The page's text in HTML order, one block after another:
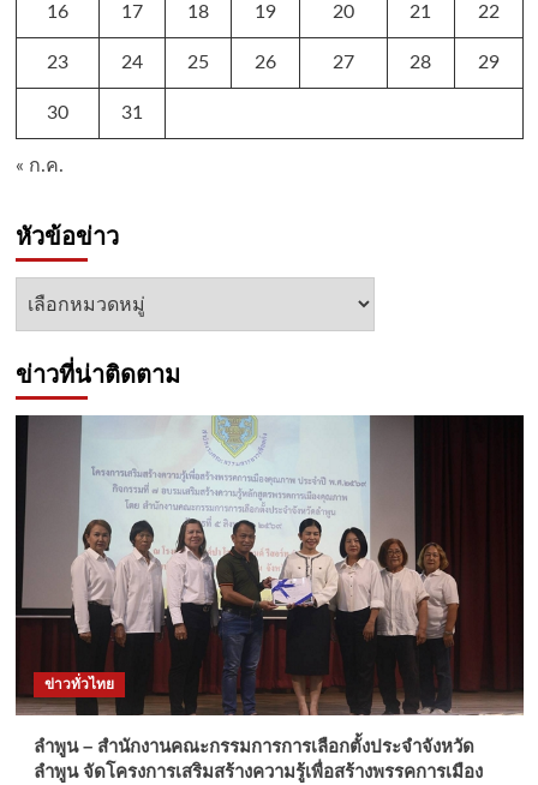
16 17 18 19 20 21 22
23 24 25 26 27 28 29
30 31
« ก.ค.
หัวข้อข่าว
หัวข้อ
ข่าวที่น่าติดตาม
ข่าวทั่วไทย
ลำพูน – สำนักงานคณะกรรมการการเลือกตั้งประจำจังหวัด
ลำพูน จัดโครงการเสริมสร้างความรู้เพื่อสร้างพรรคการเมือง